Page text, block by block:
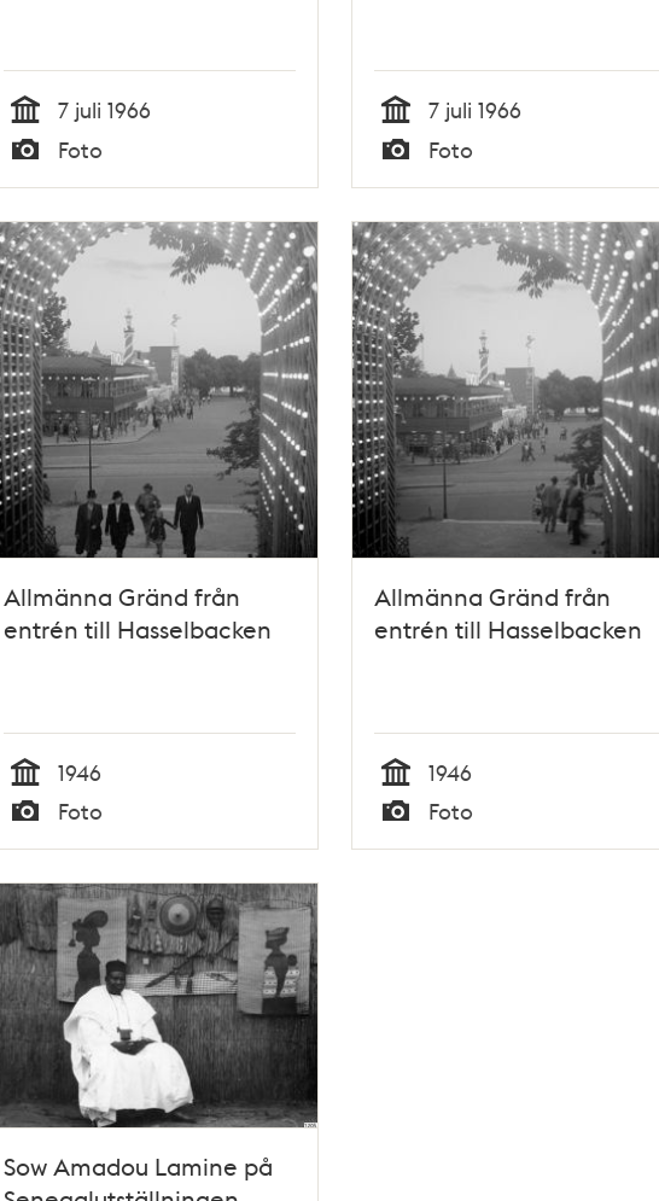
Tid
7 juli 1966
Typ
Foto Tid
7 juli 1966
Typ
Foto
Allmänna Gränd från
entrén till Hasselbacken
Tid
1946
Typ
Foto
Allmänna Gränd från
entrén till Hasselbacken
Tid
1946
Typ
Foto
Sow Amadou Lamine på